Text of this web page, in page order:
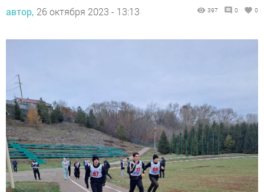
автор, 26 октября 2023 - 13:13